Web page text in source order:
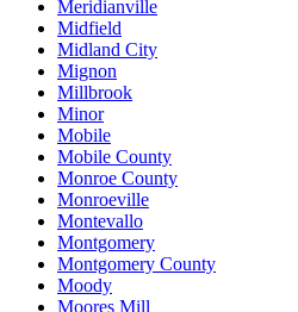
Meridianville
Midfield
Midland City
Mignon
Millbrook
Minor
Mobile
Mobile County
Monroe County
Monroeville
Montevallo
Montgomery
Montgomery County
Moody
Moores Mill